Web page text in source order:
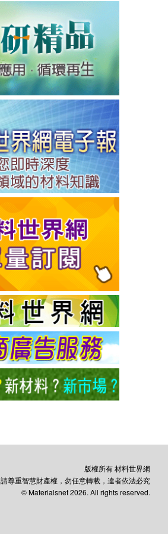
版權所有 材料世界網
請尊重智慧財產權，勿任意轉載，違者依法必究
© Materialsnet 2026. All rights reserved.